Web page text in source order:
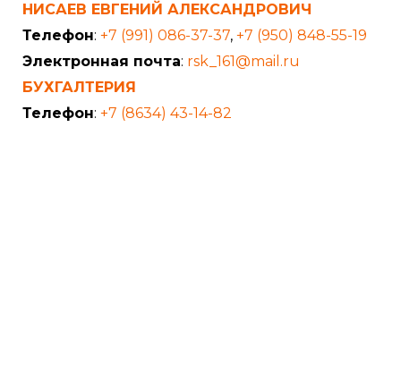
НИСАЕВ ЕВГЕНИЙ АЛЕКСАНДРОВИЧ
Телефон: +7 (991) 086-37-37, +7 (950) 848-55-19
Электронная почта: rsk_161@mail.ru
БУХГАЛТЕРИЯ
Телефон: +7 (8634) 43-14-82